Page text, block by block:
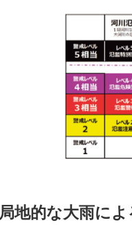
局地的な大雨に